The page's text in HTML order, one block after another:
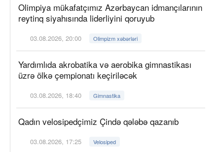
Olimpiya mükafatçımız Azərbaycan idmançılarının
reytinq siyahısında liderliyini qoruyub
03.08.2026, 20:00 Olimpizm xəbərləri
Yardımlıda akrobatika və aerobika gimnastikası
üzrə ölkə çempionatı keçiriləcək
03.08.2026, 18:40 Gimnastika
Qadın velosipedçimiz Çində qələbə qazanıb
03.08.2026, 17:25 Velosiped